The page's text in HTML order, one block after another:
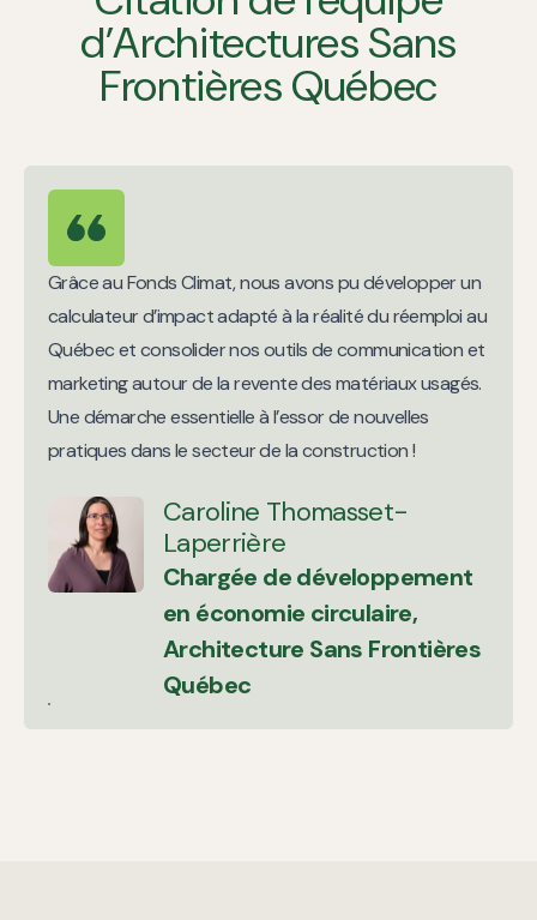
d’Architectures Sans
Frontières Québec
Grâce au Fonds Climat, nous avons pu développer un
calculateur d’impact adapté à la réalité du réemploi au
Québec et consolider nos outils de communication et
marketing autour de la revente des matériaux usagés.
Une démarche essentielle à l’essor de nouvelles
pratiques dans le secteur de la construction !
Caroline Thomasset-
Laperrière
Chargée de développement
en économie circulaire,
Architecture Sans Frontières
Québec